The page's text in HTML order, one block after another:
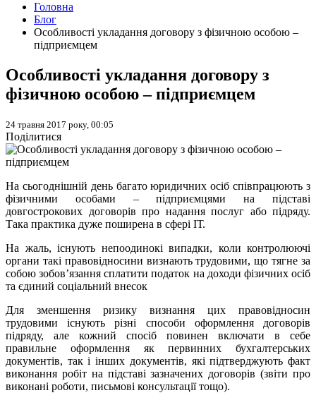
Головна
Блог
Особливості укладання договору з фізичною особою –
підприємцем
Особливості укладання договору з
фізичною особою – підприємцем
24 травня 2017 року, 00:05
Поділитися
На сьогоднішній день багато юридичних осіб співпрацюють з
фізичними особами – підприємцями на підставі
довгострокових договорів про надання послуг або підряду.
Така практика дуже поширена в сфері ІТ.
На жаль, існують непоодинокі випадки, коли контролюючі
органи такі правовідносини визнають трудовими, що тягне за
собою зобов’язання сплатити податок на доходи фізичних осіб
та єдиний соціальний внесок
Для зменшення ризику визнання цих правовідносин
трудовими існують різні способи оформлення договорів
підряду, але кожний спосіб повинен включати в себе
правильне оформлення як первинних бухгалтерських
документів, так і інших документів, які підтверджують факт
виконання робіт на підставі зазначених договорів (звіти про
виконані роботи, письмові консультації тощо).